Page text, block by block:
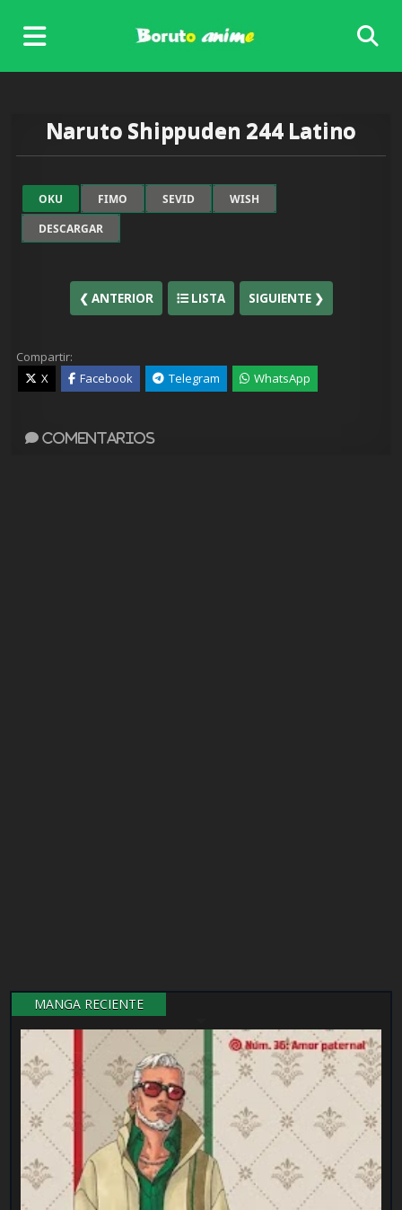
content
Naruto Shippuden 244 Latino
OKU FIMO SEVID
WISH
DESCARGAR
❮ ANTERIOR LISTA SIGUIENTE ❯
Compartir:
X
Facebook Telegram WhatsApp
Comentarios
MANGA RECIENTE